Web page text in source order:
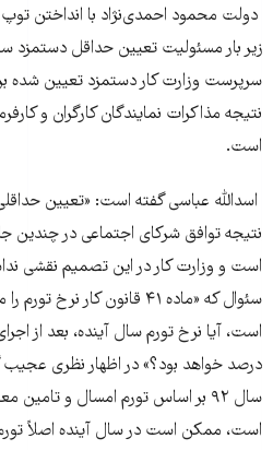
دولت محمود احمدی‌نژاد با انداختن توپ
سرپرست وزارت کار دستمزد تعیین شده
نتیجه مذاکرات نمایندگان کارگران و
است.
نتیجه توافق شرکای اجتماعی در چندین
است و وزارت کار در این تصمیم نقشی
سئوال که «ماده ۴۱ قانون کار
درصد خواهد بود؟» در اظهار نظری
سال ۹۲ بر اساس تورم امسال و
است، ممکن است در سال آینده اصلاً